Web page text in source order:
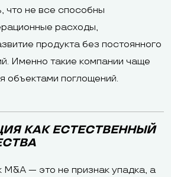
что не все способны
расходы,
продукта без постоянного
Именно такие компании чаще
объектами поглощений.
КАК ЕСТЕСТВЕННЫЙ
M&A — это не признак упадка, а